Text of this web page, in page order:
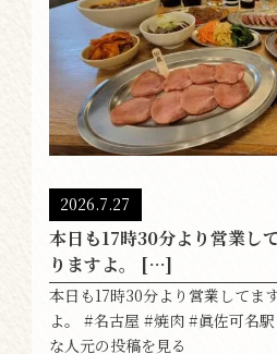
2026.7.27
本日も17時30分より営業し
りますよ。 […]
本日も17時30分より営業してま
よ。 #名古屋 #焼肉 #眞佐可名
な人元の投稿を見る